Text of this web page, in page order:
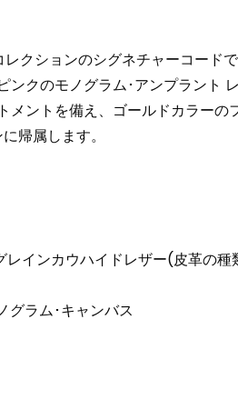
クションのシグネチャーコー
クのモノグラム･アンプラント
ントを備え、ゴールドカラー
帰属します。
インカウハイドレザー(皮革の種
グラム･キャンバス